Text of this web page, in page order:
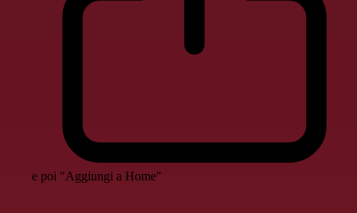
e poi "Aggiungi a Home"